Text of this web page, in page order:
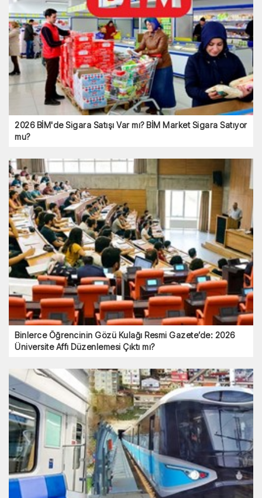
2026 BİM'de Sigara Satışı Var mı? BİM Market Sigara Satıyor
mu?
Binlerce Öğrencinin Gözü Kulağı Resmi Gazete’de: 2026
Üniversite Affı Düzenlemesi Çıktı mı?